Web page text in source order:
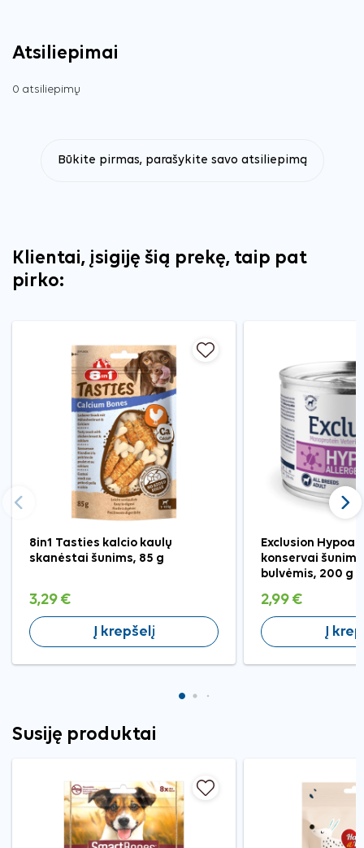
Atsiliepimai
0 atsiliepimų
Būkite pirmas, parašykite savo atsiliepimą
Klientai, įsigiję šią prekę, taip pat
pirko:
8in1 Tasties kalcio kaulų
skanėstai šunims, 85 g
3,29 €
Į krepšelį
Exclusion
konservai
bulvėmis, 200 g
2,99 €
Į
Ankstesnis
Susiję produktai